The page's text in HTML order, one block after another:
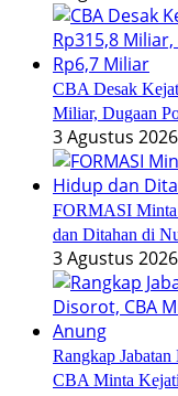
CBA Desak
Miliar, Dugaan
3 Agustus 2026
FORMASI Minta
dan Ditahan di
3 Agustus 2026
Rangkap
CBA Minta